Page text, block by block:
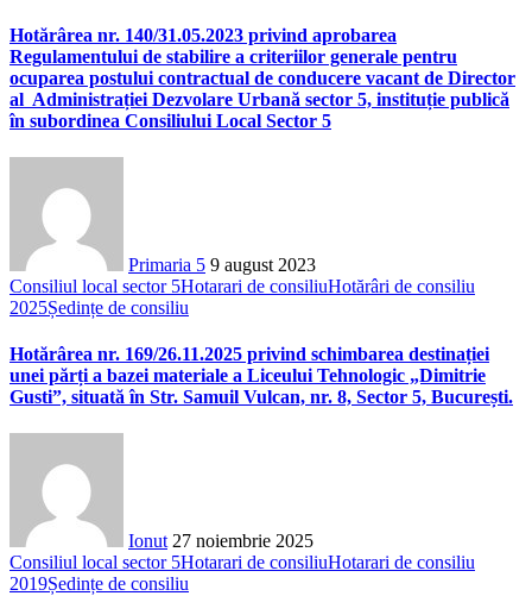
Hotărârea nr. 140/31.05.2023 privind aprobarea
Regulamentului de stabilire a criteriilor generale pentru
ocuparea postului contractual de conducere vacant de Director
al Administrației Dezvolare Urbană sector 5, instituție publică
în subordinea Consiliului Local Sector 5
Primaria 5 9 august 2023
Consiliul local sector 5Hotarari de consiliuHotărâri de consiliu
2025Ședințe de consiliu
Hotărârea nr. 169/26.11.2025 privind schimbarea destinației
unei părți a bazei materiale a Liceului Tehnologic „Dimitrie
Gusti”, situată în Str. Samuil Vulcan, nr. 8, Sector 5, București.
Ionut 27 noiembrie 2025
Consiliul local sector 5Hotarari de consiliuHotarari de consiliu
2019Ședințe de consiliu